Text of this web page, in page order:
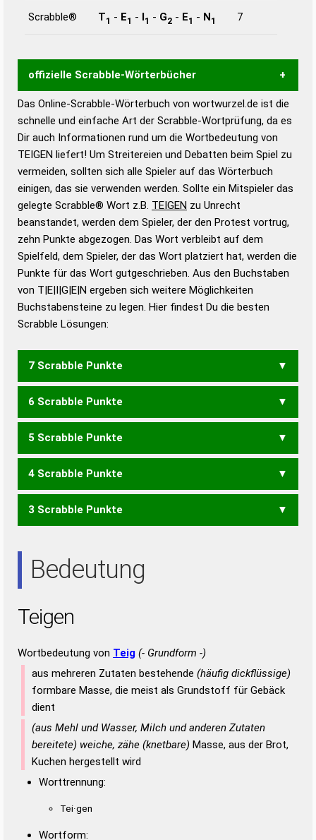
Scrabble® T1 - E1 - I1 - G2 - E1 - N1 7
offizielle Scrabble-Wörterbücher
Wortwurzel liefert mit Hilfe eines semantischen
Wortanalyse-Algorithmus gute Anhaltspunkte zu
Wortbedeutung, Worttrennung und Wortform, um die
Gültigkeit eines Wortes für das Scrabble-Spiel zu
bestimmen!
zugelassene Turnier Scrabble-
Wörterbücher sind:
Duden – Standardwerk in 12 Bänden
Duden – Richtiges und gutes
Deutsch
Duden – Die deutsche Grammatik
Duden – Deutsches
Das Online-Scrabble-Wörterbuch von wortwurzel.de ist die
schnelle und einfache Art der Scrabble-Wortprüfung, da es
Dir auch Informationen rund um die Wortbedeutung von
TEIGEN liefert! Um Streitereien und Debatten beim Spiel zu
vermeiden, sollten sich alle Spieler auf das Wörterbuch
einigen, das sie verwenden werden. Sollte ein Mitspieler das
gelegte Scrabble® Wort z.B. TEIGEN zu Unrecht
beanstandet, werden dem Spieler, der den Protest vortrug,
zehn Punkte abgezogen. Das Wort verbleibt auf dem
Spielfeld, dem Spieler, der das Wort platziert hat, werden die
Punkte für das Wort gutgeschrieben. Aus den Buchstaben
von T|E|I|G|E|N ergeben sich weitere Möglichkeiten
Buchstabensteine zu legen. Hier findest Du die besten
Scrabble Lösungen:
7 Scrabble Punkte
EIGNET GEEINT GEITEN
6 Scrabble Punkte
EIGNE ENGET ENGTE
GIENE
NEIGE NEIGT
5 Scrabble Punkte
EIGN ENGE ENGT GEIE
NEIG
EINET EINTE NIETE
4 Scrabble Punkte
ENG GEI GIN EINE EINT
3 Scrabble Punkte
Bedeutung
Teigen
Wortbedeutung von Teig (- Grundform -)
aus mehreren Zutaten bestehende (häufig dickflüssige)
formbare Masse, die meist als Grundstoff für Gebäck
dient
(aus Mehl und Wasser, Milch und anderen Zutaten
bereitete) weiche, zähe (knetbare) Masse, aus der Brot,
Kuchen hergestellt wird
Worttrennung:
Tei·gen
Wortform: